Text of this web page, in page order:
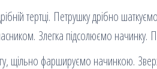
тертці. Петрушку дрібно
Злегка підсолюємо начинку.
щільно фаршируємо начинкою.